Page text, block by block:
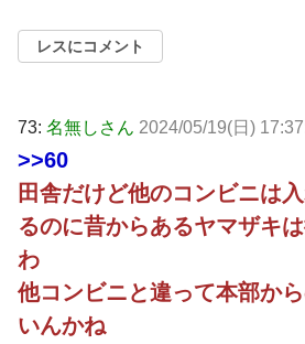
レスにコメント
73: 名無しさん 2024/05/19(日)
>>60
田舎だけど他のコンビニは
るのに昔からあるヤマザキ
わ
他コンビニと違って本部か
いんかね